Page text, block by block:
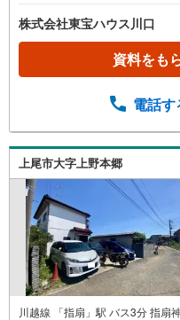
株式会社東宝ハウス川口
資料をも
電話す
上尾市大字上野本郷
川越線 「指扇」駅 バス3分 指扇